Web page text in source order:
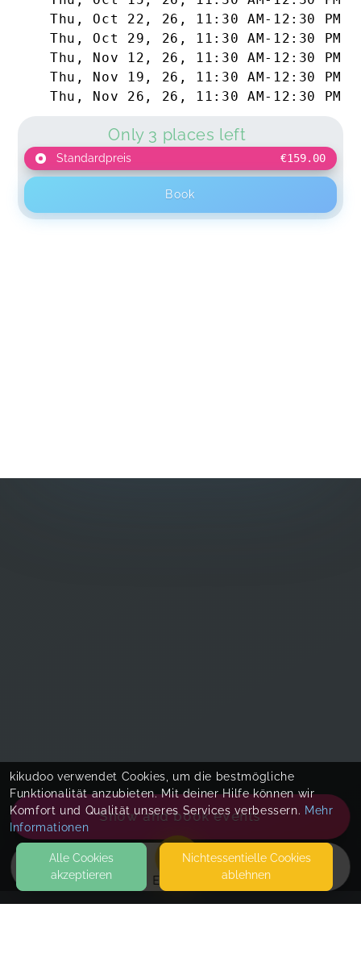
EVENTS
Thu, Oct 22, 26 , 11:30 AM- 12:30 PM
Thu, Oct 29, 26 , 11:30 AM- 12:30 PM
Thu, Nov 12, 26 , 11:30 AM- 12:30 PM
Thu, Nov 19, 26 , 11:30 AM- 12:30 PM
Thu, Nov 26, 26 , 11:30 AM- 12:30 PM
Only 3 places left
Standardpreis €159.00
Book
Show and book events
kikudoo verwendet Cookies, um die bestmögliche
Funktionalität anzubieten. Mit deiner Hilfe können wir
Komfort und Qualität unseres Services verbessern. Mehr
Informationen
Alle Cookies
akzeptieren
Nicht­essentielle Cookies
ablehnen